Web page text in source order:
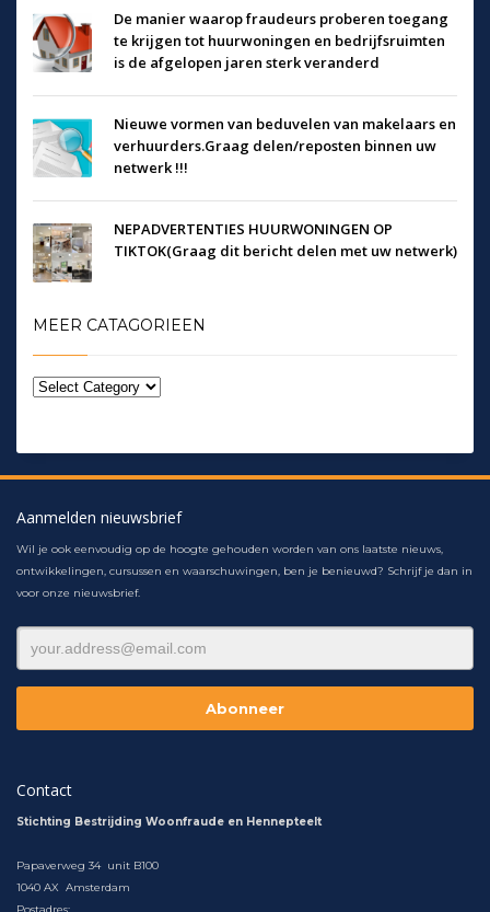
De manier waarop fraudeurs proberen toegang
te krijgen tot huurwoningen en bedrijfsruimten
is de afgelopen jaren sterk veranderd
Nieuwe vormen van beduvelen van makelaars en
verhuurders.Graag delen/reposten binnen uw
netwerk !!!
NEPADVERTENTIES HUURWONINGEN OP
TIKTOK(Graag dit bericht delen met uw netwerk)
MEER CATAGORIEEN
Aanmelden nieuwsbrief
Wil je ook eenvoudig op de hoogte gehouden worden van ons laatste nieuws,
ontwikkelingen, cursussen en waarschuwingen, ben je benieuwd? Schrijf je dan in
voor onze nieuwsbrief.
Contact
Stichting Bestrijding Woonfraude en Hennepteelt
Papaverweg 34 unit B100
1040 AX Amsterdam